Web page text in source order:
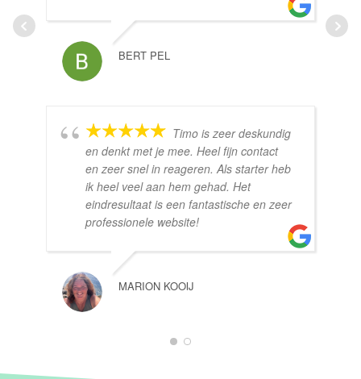
BERT PEL
Timo is zeer deskundig
en denkt met je mee. Heel fijn contact
en zeer snel in reageren. Als starter heb
ik heel veel aan hem gehad. Het
eindresultaat is een fantastische en zeer
professionele website!
MARION KOOIJ
1 2